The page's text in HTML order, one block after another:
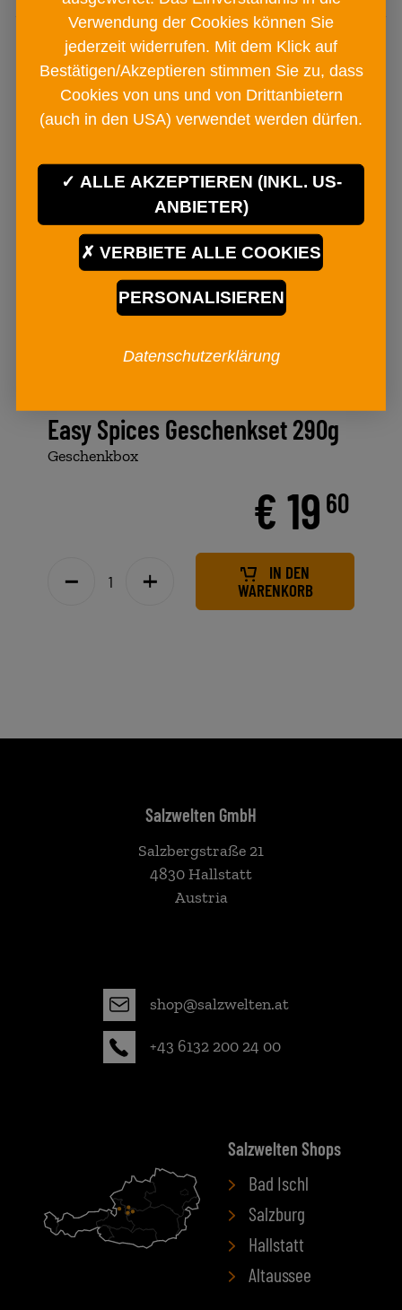
Ähnliche Produkte
Easy Spices Geschenkset 290g
Geschenkbox
€ 1960
WARENKORB
Salzwelten GmbH
Salzbergstraße 21
4830 Hallstatt
Austria
shop@salzwelten.at
+43 6132 200 24 00
Salzwelten Shops
Bad Ischl
Salzburg
Hallstatt
Altaussee
Verwendung der Cookies können Sie
jederzeit widerrufen. Mit dem Klick auf
Bestätigen/Akzeptieren stimmen Sie zu, dass
Cookies von uns und von Drittanbietern
(auch in den USA) verwendet werden dürfen.
ALLE AKZEPTIEREN (INKL. US-
ANBIETER)
VERBIETE ALLE COOKIES
PERSONALISIEREN
Datenschutzerklärung